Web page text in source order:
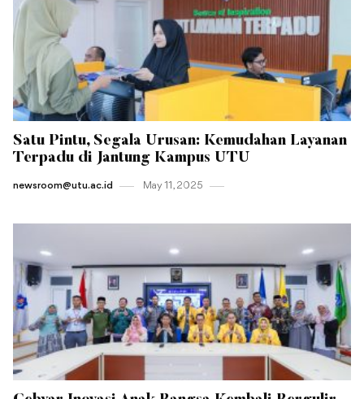
Satu Pintu, Segala Urusan: Kemudahan Layanan
Terpadu di Jantung Kampus UTU
newsroom@utu.ac.id May 11 , 2025